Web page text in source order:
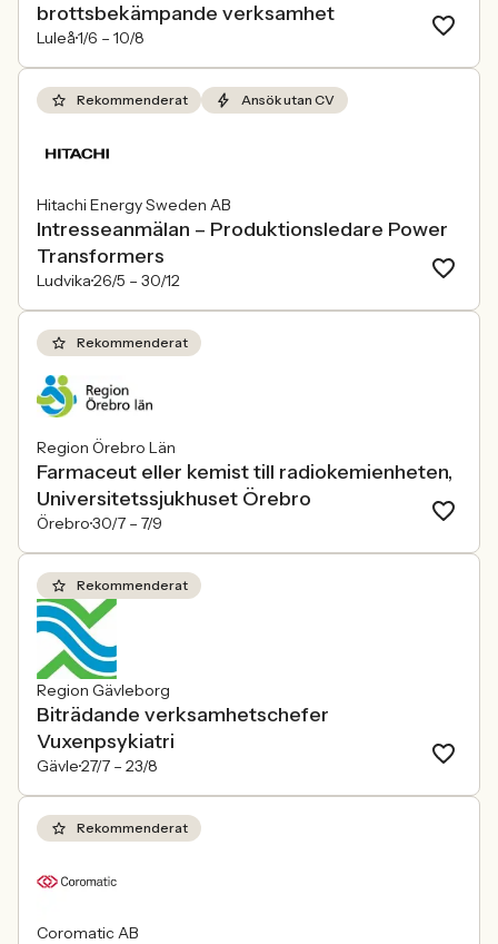
brottsbekämpande verksamhet
Luleå1/6 – 10/8
Rekommenderat Ansök utan CV
Hitachi Energy Sweden AB
Intresseanmälan – Produktionsledare Power
Transformers
Ludvika26/5 – 30/12
Rekommenderat
Region Örebro Län
Farmaceut eller kemist till radiokemienheten,
Universitetssjukhuset Örebro
Örebro30/7 – 7/9
Rekommenderat
Region Gävleborg
Biträdande verksamhetschefer
Vuxenpsykiatri
Gävle27/7 – 23/8
Rekommenderat
Coromatic AB